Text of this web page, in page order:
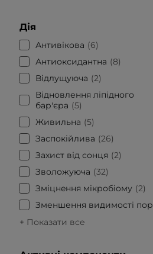
Дія
Антивікова
6
Антиоксидантна
8
Відлущуюча
2
Відновлення ліпідного
бар'єра
5
Живильна
5
Заспокійлива
26
Захист від сонця
2
Зволожуюча
32
Змiцнeння мікробioму 2
Зменшення видимості пор
+ Показати все